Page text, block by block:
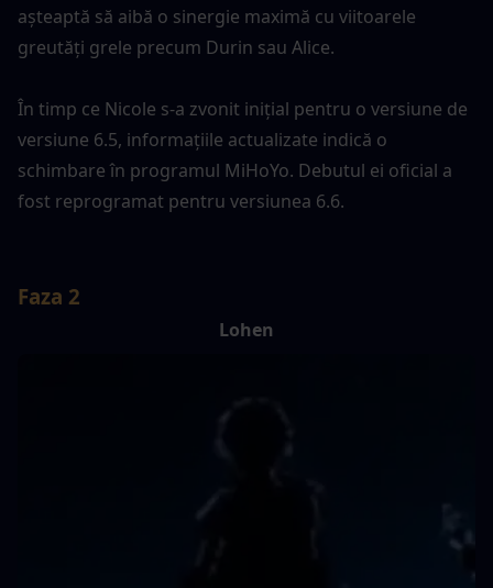
așteaptă să aibă o sinergie maximă cu viitoarele
greutăți grele precum Durin sau Alice.
În timp ce Nicole s-a zvonit inițial pentru o versiune de
versiune 6.5, informațiile actualizate indică o
schimbare în programul MiHoYo. Debutul ei oficial a
fost reprogramat pentru versiunea 6.6.
Faza 2
Lohen